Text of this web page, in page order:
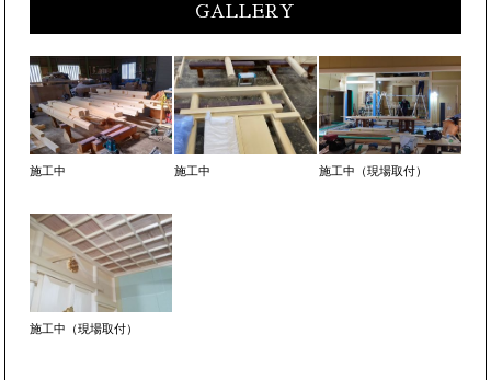
GALLERY
施工中 施工中 施工中（現場取付）
施工中（現場取付）